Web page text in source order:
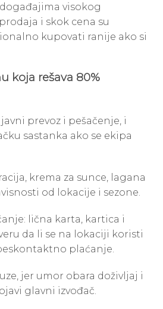
visokog
i skok cena su
kupovati ranije ako si
koja rešava 80%
prevoz i pešačenje, i
sastanka ako se ekipa
krema za sunce, lagana
od lokacije i sezone.
lična karta, kartica i
da li se na lokaciji koristi
plaćanje.
jer umor obara doživljaj i
glavni izvođač.